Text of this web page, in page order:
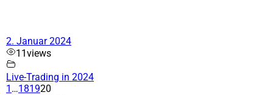
2. Januar 2024
11views
Live-Trading in 2024
1 …181920